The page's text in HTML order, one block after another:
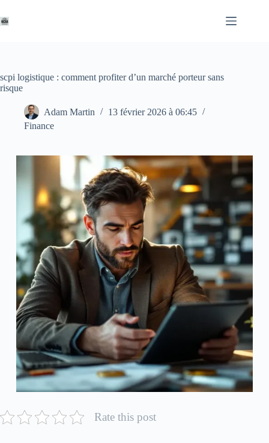
au
contenu
scpi logistique : comment profiter d’un marché porteur sans
risque
Adam Martin
13 février 2026 à 06:45
Finance
Rate this post